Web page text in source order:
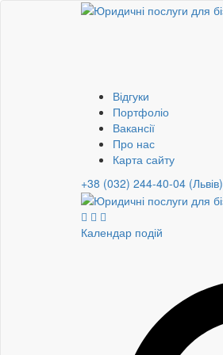
Відгуки
Портфоліо
Вакансії
Про нас
Карта сайту
+38 (032) 244-40-04 (Львів)
Календар подій